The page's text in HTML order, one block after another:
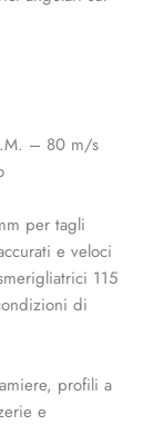
– 80 m/s
per tagli
e veloci
115
di
profili a
e